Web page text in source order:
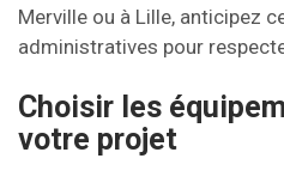
Merville ou à Lille, anticipez
administratives pour
Choisir les
votre projet